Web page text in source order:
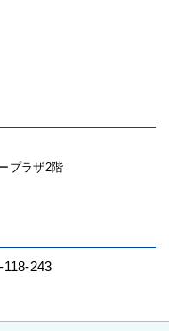
プラザ2階
118-243